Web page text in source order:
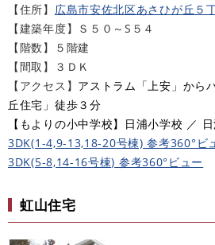
【住所】 広島市安佐北区あさひが丘５
【建築年度】Ｓ５０～S５４
【階数】５階建
【間取】３ＤＫ
【アクセス】 アストラム「上安」から
丘住宅」徒歩３分​
【もよりの小中学校】日浦小学校 ／
3DK(1-4,9-13,18-20号棟) 参考360°ビ
3DK(5-8,14-16号棟) 参考360°ビュー
虹山住宅